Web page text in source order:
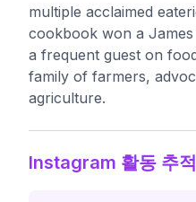
multiple acclaimed
cookbook won a
a frequent guest on
family of farmers,
agriculture.
Instagram 활동 추적